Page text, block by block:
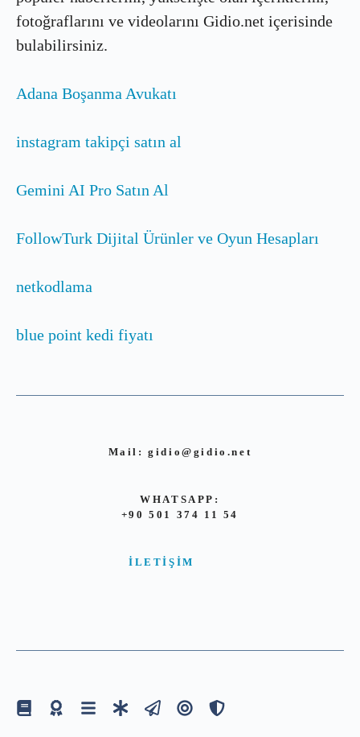
fotoğraflarını ve videolarını Gidio.net içerisinde
bulabilirsiniz.
Adana Boşanma Avukatı
instagram takipçi satın al
Gemini AI Pro Satın Al
FollowTurk Dijital Ürünler ve Oyun Hesapları
netkodlama
blue point kedi fiyatı
Mail: gidio@gidio.net
WHATSAPP:
+90 501 374 11 54
İLETIŞIM